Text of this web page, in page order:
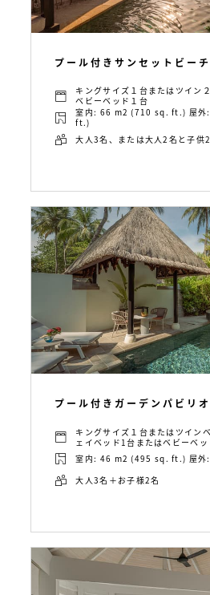
プール付きサンセットビー
キングサイズ１台またはツイン
ベビーベッド１台
室内: 66 m2 (710 sq. ft.) 屋
ft.)
大人3名、または大人2名と子供
プール付きガーデンパビリ
キングサイズ１台またはツイン
ェイベッド1台またはベビーベ
室内: 46 m2 (495 sq. ft.) 屋
大人3名＋お子様2名